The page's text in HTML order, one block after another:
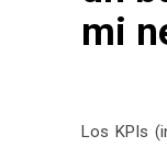
mi
Los KPIs